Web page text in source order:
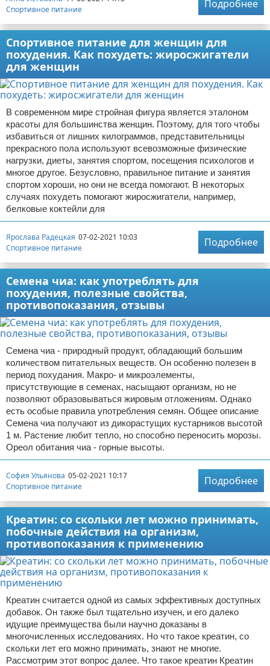
Спортивное питание
Подробнее
Спортивное питание для женщин для
похудения. Как похудеть: жиросжигатели
для женщин
В современном мире стройная фигура является эталоном
красоты для большинства женщин. Поэтому, для того чтобы
избавиться от лишних килограммов, представительницы
прекрасного пола используют всевозможные физические
нагрузки, диеты, занятия спортом, посещения психологов и
многое другое. Безусловно, правильное питание и занятия
спортом хороши, но они не всегда помогают. В некоторых
случаях похудеть помогают жиросжигатели, например,
белковые коктейли для
Ярослава Радецкая 07-02-2021 10:03
Спортивное питание
Подробнее
Семена чиа: как употреблять для
похудения, полезные свойства,
противопоказания, отзывы
Семена чиа - природный продукт, обладающий большим
количеством питательных веществ. Он особенно полезен в
период похудания. Макро- и микроэлементы,
присутствующие в семенах, насыщают организм, но не
позволяют образовываться жировым отложениям. Однако
есть особые правила употребления семян. Общее описание
Семена чиа получают из дикорастущих кустарников высотой
1 м. Растение любит тепло, но способно переносить морозы.
Ореол обитания чиа - горные высоты.
София Ульянова 05-02-2021 10:17
Спортивное питание
Подробнее
Креатин: со скольки лет можно принимать,
побочные действия на организм,
противопоказания к применению
Креатин считается одной из самых эффективных доступных
добавок. Он также был тщательно изучен, и его далеко
идущие преимущества были научно доказаны в
многочисленных исследованиях. Но что такое креатин, со
скольки лет его можно принимать, знают не многие.
Рассмотрим этот вопрос далее. Что такое креатин Креатин